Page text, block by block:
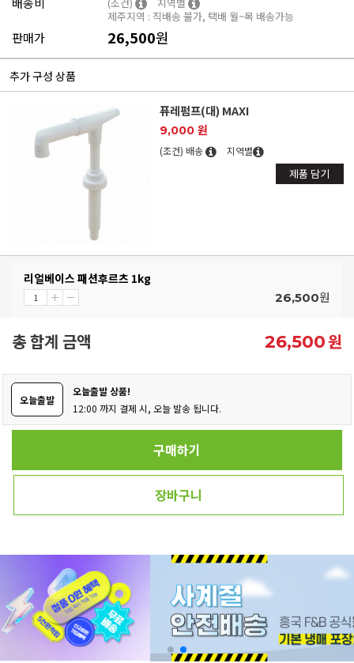
제주지역 : 직배송 불가, 택배 월~목 배송가능
판매가 26,500원
추가 구성 상품
퓨레펌프(대) MAXI
9,000 원
(조건) 배송 지역별
제품 담기
리얼베이스 패션후르츠 1kg
26,500원
총 합계 금액 26,500원
오늘출발
오늘출발 상품!
12:00 까지 결제 시, 오늘 발송 됩니다.
구매하기
장바구니